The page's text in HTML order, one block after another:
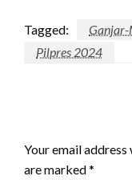
Tagged:
Pilpres 2024
Your email
are marked*